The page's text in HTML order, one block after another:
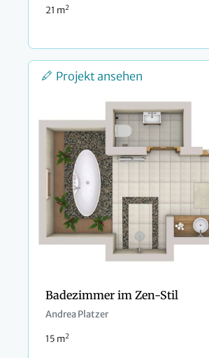
21 m2
Projekt ansehen
Badezimmer im Zen-Stil
Andrea Platzer
15 m2